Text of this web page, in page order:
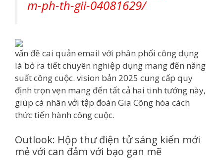
m-ph-th-gii-04081629/
vấn đề cai quản email với phân phối công dụng
là bỏ ra tiết chuyên nghiệp dụng mang đến năng
suất công cuộc. vision bản 2025 cung cấp quy
định trọn vẹn mang đến tất cả hai tinh tướng này,
giúp cá nhân với tập đoàn Gia Công hóa cách
thức tiến hành công cuộc.
Outlook: Hộp thư điện tử sáng kiến mới
mẻ với can đảm với bạo gan mẽ